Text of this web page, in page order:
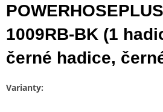
1009RB-BK (1
černé hadice,
Varianty: